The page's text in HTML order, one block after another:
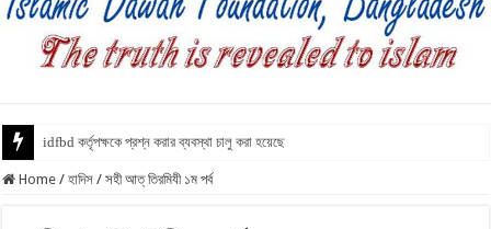
idfbd কর্তৃপক্ষকে প্রশ্ন করার ব্যবস্থা চালু করা হয়েছে
Home / হাদিস / সহী আত্‌ তিরমিযী ১ম পর্ব